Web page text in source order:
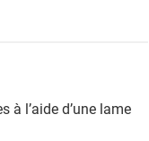
à l’aide d’une lame